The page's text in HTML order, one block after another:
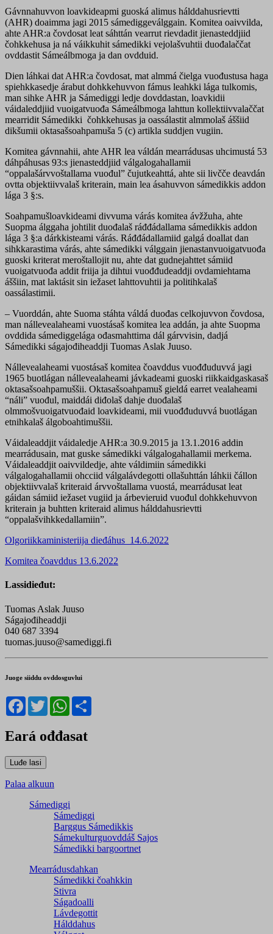
Gávnnahuvvon loavkideapmi guoská alimus hálddahusrievtti
(AHR) doaimma jagi 2015 sámediggeválggain. Komitea oaivvilda,
ahte AHR:a čovdosat leat sáhttán vearrut rievdadit jienasteddjiid
čohkkehusa ja ná váikkuhit sámedikki vejolašvuhtii duođalaččat
ovddastit Sámeálbmoga ja dan ovdduid.
Dien láhkai dat AHR:a čovdosat, mat almmá čielga vuođustusa haga
spiehkkasedje árabut dohkkehuvvon fámus leahkki lága tulkomis,
man sihke AHR ja Sámediggi ledje dovddastan, loavkidii
váidaleddjiid vuoigatvuođa Sámeálbmoga lahttun kollektiivvalaččat
mearridit Sámedikki čohkkehusas ja oassálastit almmolaš áššiid
dikšumii oktasašsoahpamuša 5 (c) artikla suddjen vugiin.
Komitea gávnnahii, ahte AHR lea váldán mearrádusas uhcimustá 53
dáhpáhusas 93:s jienasteddjiid válgalogahallamii
“oppalašárvvoštallama vuođul” čujutkeahttá, ahte sii livčče deavdán
ovtta objektiivvalaš kriterain, main lea ásahuvvon sámedikkis addon
lága 3 §:s.
Soahpamušloavkideami divvuma várás komitea ávžžuha, ahte
Suopma álggaha johtilit duođalaš ráđđádallama sámedikkis addon
lága 3 §:a dárkkisteami várás. Ráđđádallamiid galgá doallat dan
sihkkarastima várás, ahte sámedikki válggain jienastanvuoigatvuođa
guoski kriterat meroštallojit nu, ahte dat gudnejahttet sámiid
vuoigatvuođa addit friija ja dihtui vuođđudeaddji ovdamiehtama
áššiin, mat laktásit sin iežaset lahttovuhtii ja politihkalaš
oassálastimii.
– Vuorddán, ahte Suoma stáhta váldá duođas celkojuvvon čovdosa,
man nállevealaheami vuostásaš komitea lea addán, ja ahte Suopma
ovddida sámediggelága ođasmahttima dál gárvvisin, dadjá
Sámedikki ságajođiheaddji Tuomas Aslak Juuso.
Nállevealaheami vuostásaš komitea čoavddus vuođđuduvvá jagi
1965 buotlágan nállevealaheami jávkadeami guoski riikkaidgaskasaš
oktasašsoahpamuššii. Oktasašsoahpamuš gieldá earret vealaheami
“náli” vuođul, maiddái diđolaš dahje duođalaš
olmmošvuoigatvuođaid loavkideami, mii vuođđuduvvá buotlágan
etnihkalaš álgoboahtimuššii.
Váidaleaddjit váidaledje AHR:a 30.9.2015 ja 13.1.2016 addin
mearrádusain, mat guske sámedikki válgalogahallamii merkema.
Váidaleaddjit oaivvildedje, ahte váldimiin sámedikki
válgalogahallamii ohcciid válgalávdegotti ollašuhttán láhkii čállon
objektiivvalaš kriteraid árvvoštallama vuostá, mearrádusat leat
gáidan sámiid iežaset vugiid ja árbevieruid vuođul dohkkehuvvon
kriterain ja buhtten kriteraid alimus hálddahusrievtti
“oppalašvihkkedallamiin”.
Olgoriikkaministeriija dieđáhus 14.6.2022
Komitea čoavddus 13.6.2022
Lassidieđut:
Tuomas Aslak Juuso
Ságajođiheaddji
040 687 3394
tuomas.juuso@samediggi.fi
Juoge siiddu ovddosguvlui
Facebook
TwitterWhatsApp
Eará ođđasat
Palaa alkuun
Sámediggi
Sámediggi
Barggus Sámedikkis
Sámekulturguovddáš Sajos
Sámedikki bargoortnet
Mearrádusdahkan
Sámedikki čoahkkin
Stivra
Ságadoalli
Lávdegottit
Hálddahus